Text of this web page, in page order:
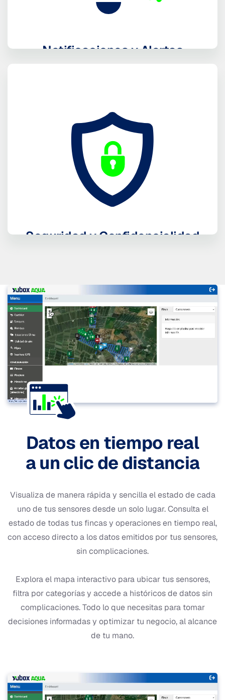
Notificaciones y Alertas
Seguridad y Confidencialidad
Datos en tiempo real
a un clic de distancia
Visualiza de manera rápida y sencilla el estado de cada
uno de tus sensores desde un solo lugar. Consulta el
estado de todas tus fincas y operaciones en tiempo real,
con acceso directo a los datos emitidos por tus sensores,
sin complicaciones.
Explora el mapa interactivo para ubicar tus sensores,
filtra por categorías y accede a históricos de datos sin
complicaciones. Todo lo que necesitas para tomar
decisiones informadas y optimizar tu negocio, al alcance
de tu mano.